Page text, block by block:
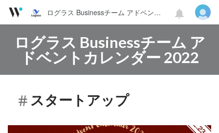
ログラス Businessチーム アドベントカレンダー 2022
ログラス Businessチーム ア
ドベントカレンダー 2022
スタートアップ